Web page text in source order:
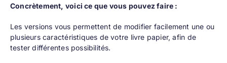
Concrètement, voici ce que vous pouvez faire :
Les versions vous permettent de modifier facilement une ou
plusieurs caractéristiques de votre livre papier, afin de
tester différentes possibilités.